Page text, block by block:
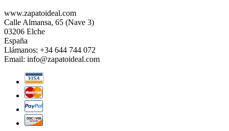
www.zapatoideal.com
Calle Almansa, 65 (Nave 3)
03206 Elche
España
Llámanos: +34 644 744 072
Email: info@zapatoideal.com